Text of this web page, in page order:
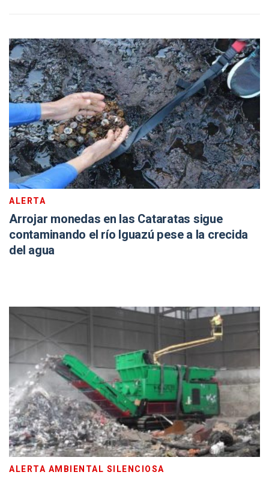
ALERTA
Arrojar monedas en las Cataratas sigue
contaminando el río Iguazú pese a la crecida
del agua
ALERTA AMBIENTAL SILENCIOSA